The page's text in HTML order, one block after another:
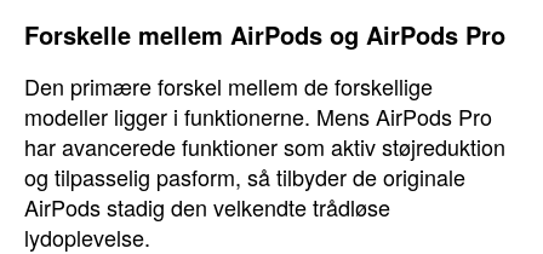
Forskelle mellem AirPods og AirPods Pro
Den primære forskel mellem de forskellige
modeller ligger i funktionerne. Mens AirPods Pro
har avancerede funktioner som aktiv støjreduktion
og tilpasselig pasform, så tilbyder de originale
AirPods stadig den velkendte trådløse
lydoplevelse.